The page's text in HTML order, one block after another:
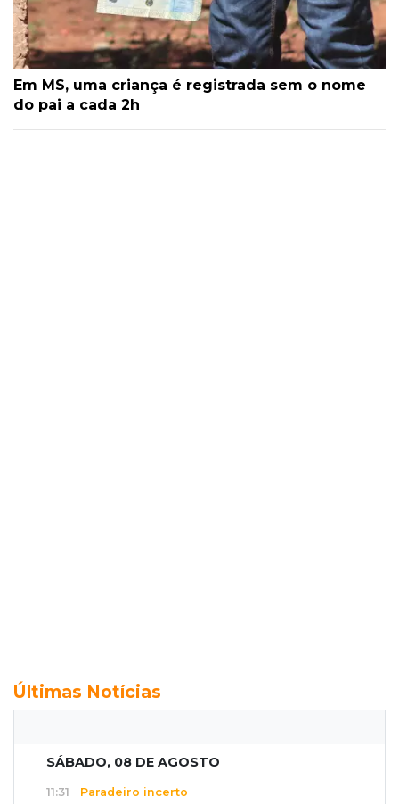
Em MS, uma criança é registrada sem o nome
do pai a cada 2h
Últimas Notícias
SÁBADO, 08 DE AGOSTO
11:31 Paradeiro incerto